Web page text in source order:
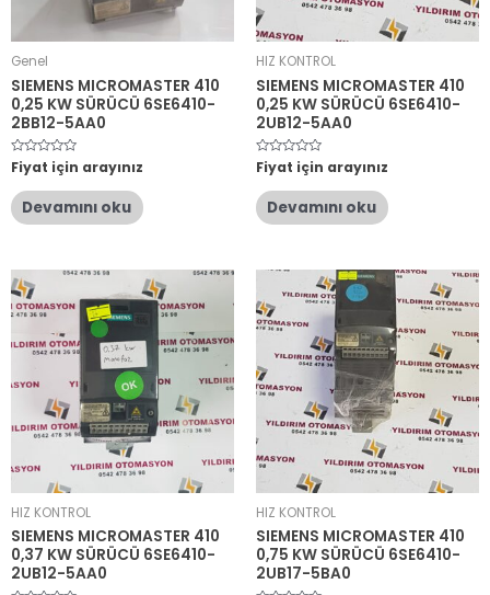
Genel
SIEMENS MICROMASTER 410
0,25 KW SÜRÜCÜ 6SE6410-
2BB12-5AA0
5
üzerinden
oy
aldı
Fiyat için arayınız
Devamını oku
HIZ KONTROL
SIEMENS MICROMASTER 410
0,25 KW SÜRÜCÜ 6SE6410-
2UB12-5AA0
5
üzerinden
oy
aldı
Fiyat için arayınız
Devamını oku
HIZ KONTROL
SIEMENS MICROMASTER 410
0,37 KW SÜRÜCÜ 6SE6410-
2UB12-5AA0
HIZ KONTROL
SIEMENS MICROMASTER 410
0,75 KW SÜRÜCÜ 6SE6410-
2UB17-5BA0